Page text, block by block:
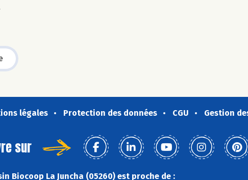
légales Protection des données CGU Gestion
sur
Biocoop La Juncha (05260) est proche de :